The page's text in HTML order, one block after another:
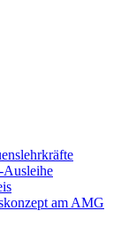
Ausleihe
am AMG